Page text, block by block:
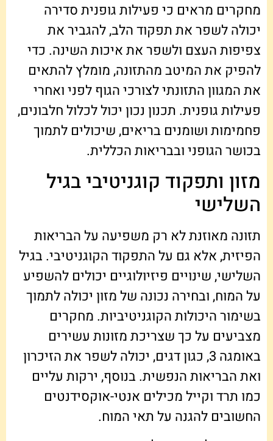
מחקרים מראים כי פעילות גופנית סדירה
יכולה לשפר את תפקוד הלב, להגביר את
צפיפות העצם ולשפר את איכות השינה. כדי
להפיק את המיטב מהתזונה, מומלץ להתאים
את המגוון התזונתי לצורכי הגוף לפני ואחרי
פעילות גופנית. תכנון נכון יכול לכלול חלבונים,
פחמימות ושומנים בריאים, שיכולים לתמוך
בכושר הגופני ובבריאות הכללית.
מזון ותפקוד קוגניטיבי בגיל
השלישי
תזונה מאוזנת לא רק משפיעה על הבריאות
הפיזית, אלא גם על התפקוד הקוגניטיבי. בגיל
השלישי, שינויים פיזיולוגיים יכולים להשפיע
על המוח, ובחירה נכונה של מזון יכולה לתמוך
בשימור היכולות הקוגניטיביות. מחקרים
מצביעים על כך שצריכת מזונות עשירים
באומגה 3, כגון דגים, יכולה לשפר את הזיכרון
ואת הבריאות הנפשית. בנוסף, ירקות עליים
כמו תרד וקייל מכילים אנטי-אוקסידנטים
החשובים להגנה על תאי המוח.